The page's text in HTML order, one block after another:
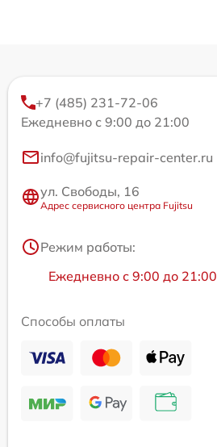
+7 (485) 231-72-06
Ежедневно с 9:00 до 21:00
info@fujitsu-repair-center.ru
ул. Свободы, 16
Адрес сервисного центра Fujitsu
Режим работы:
Ежедневно с 9:00 до 21:00
Способы оплаты